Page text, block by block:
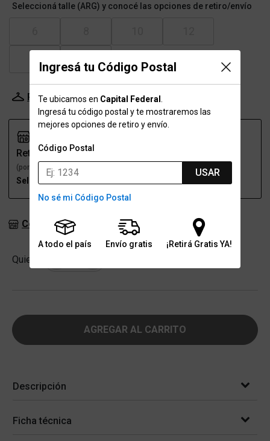
Ingresá tu Código Postal
Te ubicamos en Capital Federal
Ingresá tu código postal y te mostraremos las
mejores opciones de retiro y envío.
Código Postal
USAR
No sé mi Código Postal
A todo el país Envío gratis ¡Retirá Gratis YA!
Seleccioná talle (ARG) y conocé las opciones de retiro/envío
Probador Virtual Tabla de talles
Retiro
(por una sucursal)
Seleccioná talle
Consultar stock en sucursales
Quiero
AGREGAR AL CARRITO
Descripción
Ficha técnica